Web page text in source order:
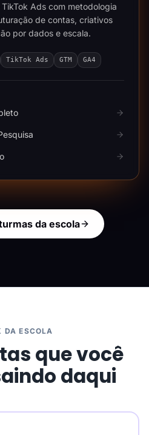
Ads com metodologia
de contas, criativos
por dados e escala.
TikTok Ads GTM GA4
da escola
DA ESCOLA
que você
daqui